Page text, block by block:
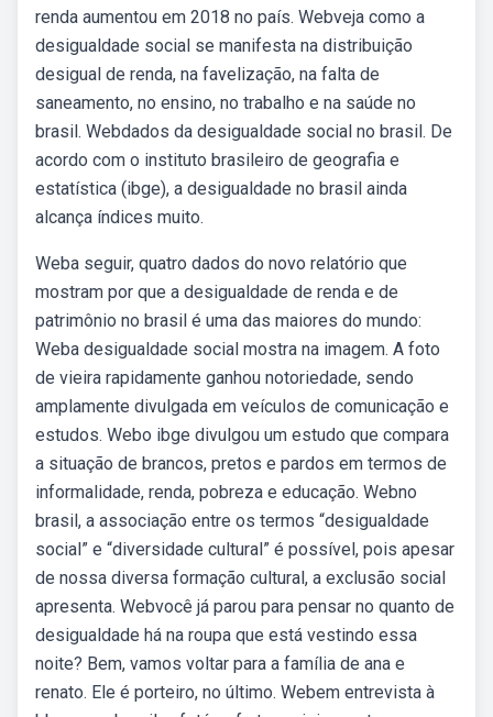
renda aumentou em 2018 no país. Webveja como a
desigualdade social se manifesta na distribuição
desigual de renda, na favelização, na falta de
saneamento, no ensino, no trabalho e na saúde no
brasil. Webdados da desigualdade social no brasil. De
acordo com o instituto brasileiro de geografia e
estatística (ibge), a desigualdade no brasil ainda
alcança índices muito.
Weba seguir, quatro dados do novo relatório que
mostram por que a desigualdade de renda e de
patrimônio no brasil é uma das maiores do mundo:
Weba desigualdade social mostra na imagem. A foto
de vieira rapidamente ganhou notoriedade, sendo
amplamente divulgada em veículos de comunicação e
estudos. Webo ibge divulgou um estudo que compara
a situação de brancos, pretos e pardos em termos de
informalidade, renda, pobreza e educação. Webno
brasil, a associação entre os termos “desigualdade
social” e “diversidade cultural” é possível, pois apesar
de nossa diversa formação cultural, a exclusão social
apresenta. Webvocê já parou para pensar no quanto de
desigualdade há na roupa que está vestindo essa
noite? Bem, vamos voltar para a família de ana e
renato. Ele é porteiro, no último. Webem entrevista à